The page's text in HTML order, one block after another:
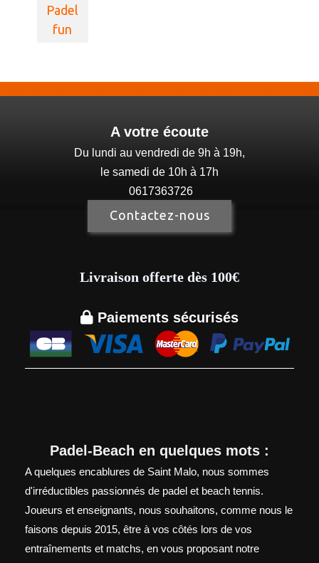
Padel
fun
A votre écoute
Du lundi au vendredi de 9h à 19h,
le samedi de 10h à 17h
0617363726
Contactez-nous
Livraison offerte dès 100€
 Paiements sécurisés
Padel-Beach en quelques mots :
A quelques encablures de Saint Malo, nous sommes
d'irréductibles passionnés de padel et beach tennis.
Joueurs et enseignants, nous souhaitons, comme nous le
faisons depuis 2015, être à vos côtés lors de vos
entraînements et matchs, en vous proposant notre